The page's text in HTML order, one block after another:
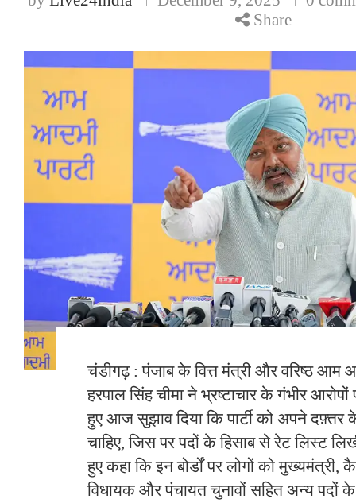
Share
चंडीगढ़ : पंजाब के वित्त मंत्री और वरिष्ठ आम
हरपाल सिंह चीमा ने भ्रष्टाचार के गंभीर आरोपों
हुए आज सुझाव दिया कि पार्टी को अपने दफ़्तर
चाहिए, जिस पर पदों के हिसाब से रेट लिस्ट
हुए कहा कि इन बोर्डों पर लोगों को मुख्यमंत्री,
विधायक और पंचायत चुनावों सहित अन्य पदों